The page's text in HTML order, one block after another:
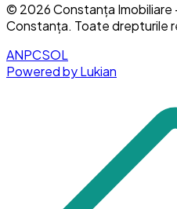
© 2026Constanța Imobiliare
Constanța. Toate drepturile
ANPCSOL
Powered by Lukian